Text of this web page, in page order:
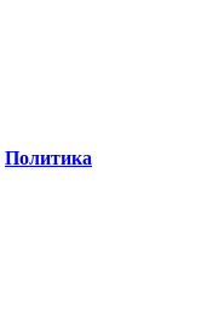
Политика